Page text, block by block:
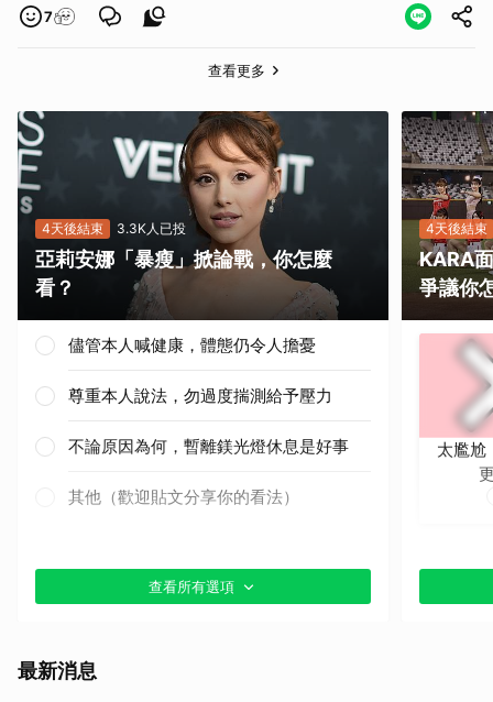
7
查看更多
4天後結束 3.3K人已投
亞莉安娜「暴瘦」掀論戰，你怎麼
看？
儘管本人喊健康，體態仍令人擔憂
尊重本人說法，勿過度揣測給予壓力
不論原因為何，暫離鎂光燈休息是好事
其他（歡迎貼文分享你的看法）
查看所有選項
4天後結束
KARA
爭議你
太尷尬
最新消息
取消